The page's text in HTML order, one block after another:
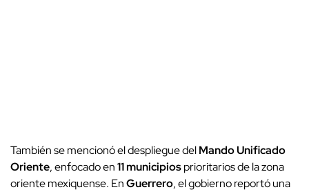
También se mencionó el despliegue delMando Unificado
Oriente, enfocado en11 municipiosprioritarios de la zona
oriente mexiquense. EnGuerrero, el gobierno reportó una